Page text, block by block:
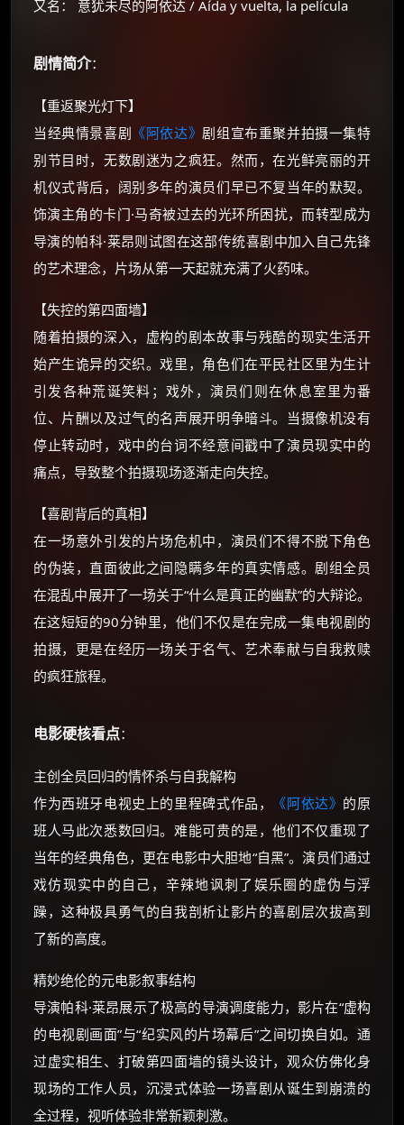
又名： 意犹未尽的阿依达 / Aída y vuelta, la película
剧情简介：
【重返聚光灯下】
当经典情景喜剧 《阿依达》剧组宣布重聚并拍摄一集特
别节目时，无数剧迷为之疯狂。然而，在光鲜亮丽的开
机仪式背后，阔别多年的演员们早已不复当年的默契。
饰演主角的卡门·马奇被过去的光环所困扰，而转型成为
导演的帕科·莱昂则试图在这部传统喜剧中加入自己先锋
的艺术理念，片场从第一天起就充满了火药味。
【失控的第四面墙】
随着拍摄的深入，虚构的剧本故事与残酷的现实生活开
始产生诡异的交织。戏里，角色们在平民社区里为生计
引发各种荒诞笑料；戏外，演员们则在休息室里为番
位、片酬以及过气的名声展开明争暗斗。当摄像机没有
停止转动时，戏中的台词不经意间戳中了演员现实中的
痛点，导致整个拍摄现场逐渐走向失控。
【喜剧背后的真相】
在一场意外引发的片场危机中，演员们不得不脱下角色
的伪装，直面彼此之间隐瞒多年的真实情感。剧组全员
在混乱中展开了一场关于“什么是真正的幽默”的大辩论。
在这短短的90分钟里，他们不仅是在完成一集电视剧的
拍摄，更是在经历一场关于名气、艺术奉献与自我救赎
的疯狂旅程。
电影硬核看点：
主创全员回归的情怀杀与自我解构
作为西班牙电视史上的里程碑式作品，
《阿依达》 的原
班人马此次悉数回归。难能可贵的是，他们不仅重现了
当年的经典角色，更在电影中大胆地“自黑”。演员们通过
戏仿现实中的自己，辛辣地讽刺了娱乐圈的虚伪与浮
躁，这种极具勇气的自我剖析让影片的喜剧层次拔高到
了新的高度。
精妙绝伦的元电影叙事结构
导演帕科·莱昂展示了极高的导演调度能力，影片在“虚构
的电视剧画面”与“纪实风的片场幕后”之间切换自如。通
过虚实相生、打破第四面墙的镜头设计，观众仿佛化身
现场的工作人员，沉浸式体验一场喜剧从诞生到崩溃的
全过程，视听体验非常新颖刺激。
×
☕
朋友们辛苦了 💦
你需要的各种会员，都可低价购买！
价格有浮动，请直接搜索查最低价！
还有支付宝现金红包、外卖红包、
优惠券、活动红包，每日可领。
⚡ 前往【大淘客】领红包
☕ 海外大侠？通过 Ko-fi 赐茶